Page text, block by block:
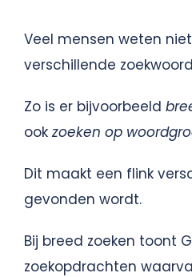
Veel mensen weten
verschillende
Zo is er bijvoorbeeld
ook zoeken op
Dit maakt een flink
gevonden wordt.
Bij breed zoeken toont
zoekopdrachten